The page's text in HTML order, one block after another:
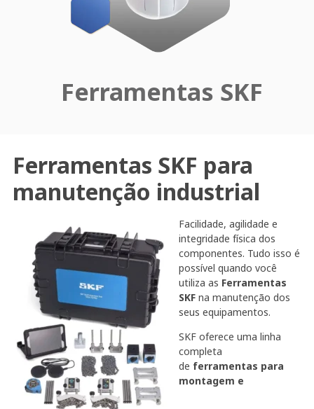
Ferramentas SKF
Ferramentas SKF para
manutenção industrial
Facilidade, agilidade e
integridade física dos
componentes. Tudo isso é
possível quando você
utiliza as Ferramentas
SKFna manutenção dos
seus equipamentos.
SKF oferece uma linha
completa
de ferramentas para
montagem e